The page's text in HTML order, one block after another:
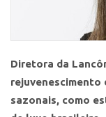
Diretora da
rejuvenescimento
sazonais, como